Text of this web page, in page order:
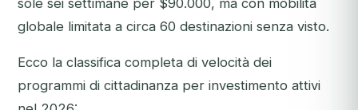
sole sei settimane per $90.000, ma con mobilità
globale limitata a circa 60 destinazioni senza visto.
Ecco la classifica completa di velocità dei
programmi di cittadinanza per investimento attivi